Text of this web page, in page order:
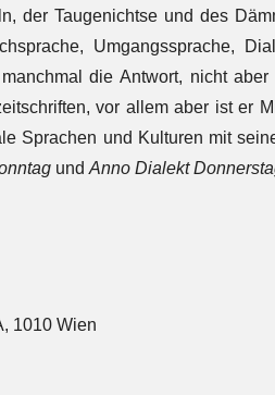
der Taugenichtse und des
Umgangssprache,
die Antwort, nicht
vor allem aber ist er
Sprachen und Kulturen mit
undAnno Dialekt
1010 Wien